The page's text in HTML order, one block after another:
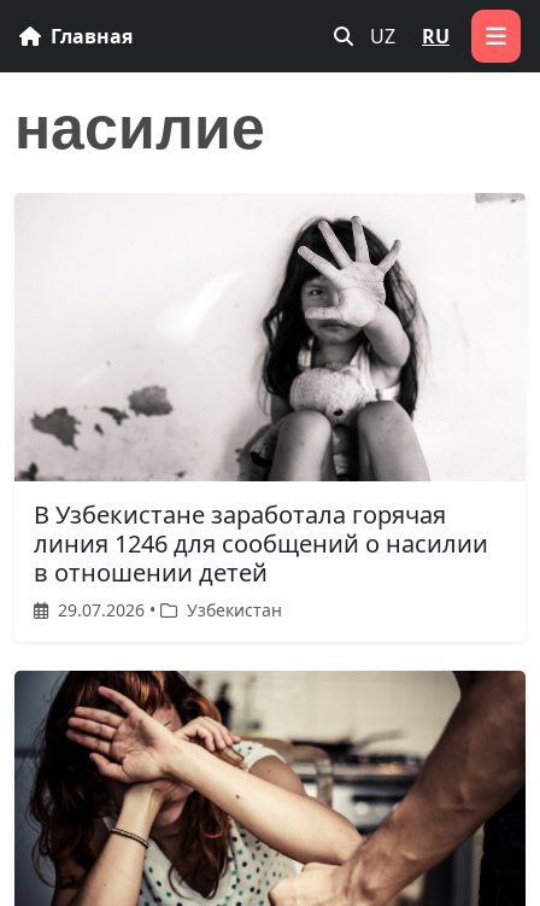
Главная UZ RU
насилие
В Узбекистане заработала горячая
линия 1246 для сообщений о насилии
в отношении детей
29.07.2026 • Узбекистан